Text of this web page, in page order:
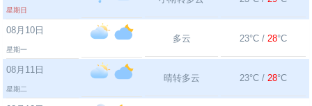
星期日
08月10日
星期一
多云 23°C / 28°C
08月11日
星期二
晴转多云 23°C / 28°C